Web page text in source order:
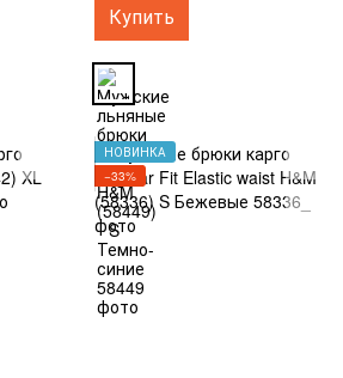
Купить
НОВИНКА
−33%